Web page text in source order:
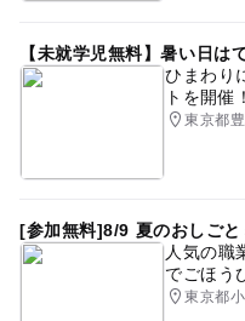
【未就学児無料】暑い日は
ひまわり
トを開催！
東京都
[参加無料]8/9 夏のおしごと
人気の職
でごほう
東京都